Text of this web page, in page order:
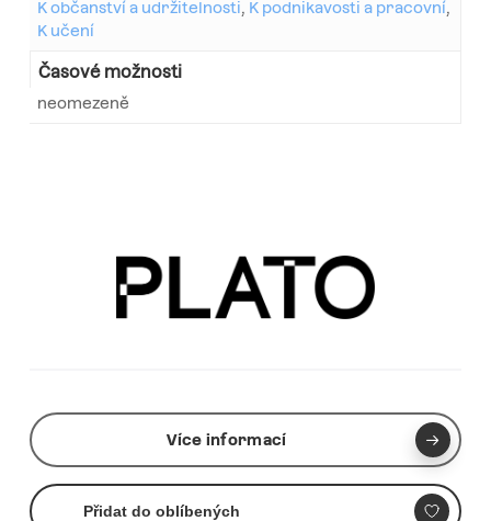
K občanství a udržitelnosti, K podnikavosti a pracovní,
K učení
Časové možnosti
neomezeně
Více informací
Přidat do oblíbených